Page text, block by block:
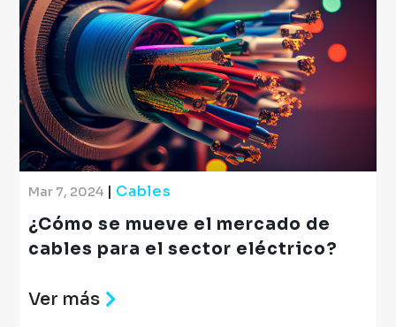
Mar 7, 2024 | Cables
¿Cómo se mueve el mercado de
cables para el sector eléctrico?
Ver más